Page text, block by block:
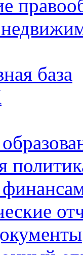
база